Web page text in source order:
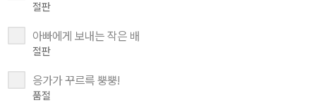
절판
아빠에게 보내는 작은 배
절판
응가가 꾸르륵 뿡뿡!
품절